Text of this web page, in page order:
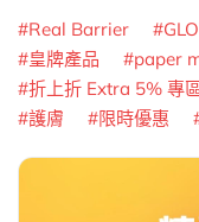
Real Barrier
皇牌產品
paper
折上折 Extra 5% 專
護膚
限時優惠